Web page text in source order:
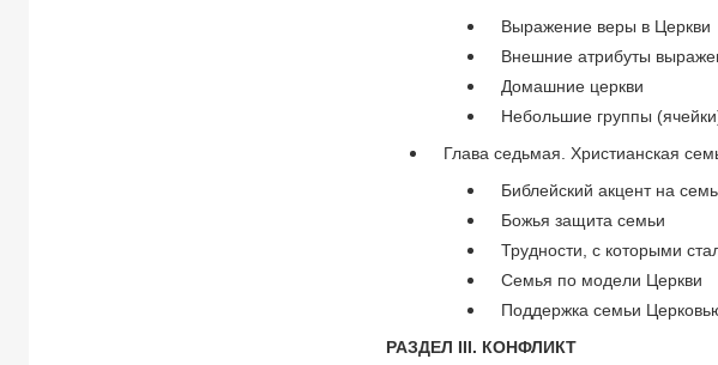
Выражение веры в Церкви
Внешние атрибуты
Домашние церкви
Небольшие группы
Глава седьмая. Христианская
Библейский акцент на
Божья защита семьи
Трудности, с которыми
Семья по модели Церкви
Поддержка семьи
РАЗДЕЛ III. КОНФЛИКТ